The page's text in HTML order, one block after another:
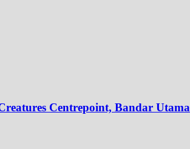
Centrepoint, Bandar Utama